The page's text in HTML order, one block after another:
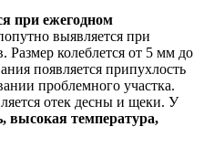
при ежегодном
выявляется при
Размер колеблется от 5 мм до
появляется припухлость
проблемного участка.
отек десны и щеки. У
высокая температура,